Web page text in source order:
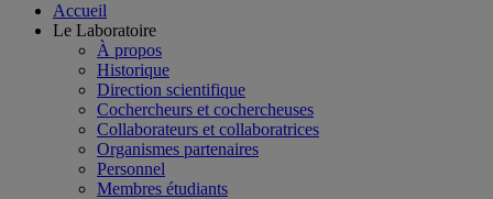
Accueil
Le Laboratoire
À propos
Historique
Direction scientifique
Cochercheurs et cochercheuses
Collaborateurs et collaboratrices
Organismes partenaires
Personnel
Membres étudiants